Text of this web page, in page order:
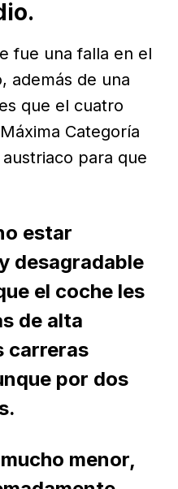
fue una falla en el
además de una
que el cuatro
Categoría
para que
estar
desagradable
el coche les
de alta
carreras
por dos
menor,